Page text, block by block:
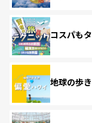
コスパも
地球の歩